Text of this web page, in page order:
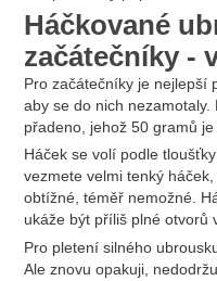
Háčkované
začátečníky -
Pro začátečníky je nejlepší
aby se do nich
přadeno, jehož 50 gramů je
Háček se volí podle
vezmete velmi tenký
obtížné, téměř nemožné.
ukáže být příliš plné otvorů
Pro pletení silného
Ale znovu opakuji,